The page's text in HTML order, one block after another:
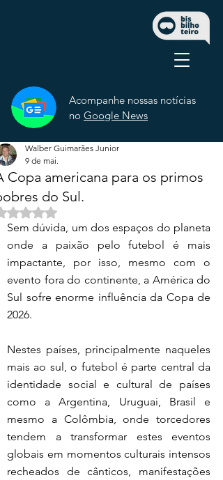
Acompanhe nossas notícias
no Google News
Copa americana para os primos
do Sul.
Walber Guimarães Junior
9 de mai.
Avaliado com NaN de 5 estrelas.
Sem dúvida, um dos espaços do planeta
onde a paixão pelo futebol é mais
impactante, por isso, mesmo com o
evento fora do continente, a América do
Sul sofre enorme influência da Copa de
2026.
Nestes países, principalmente naqueles
mais ao sul, o futebol é parte central da
identidade social e cultural de países
como a Argentina, Uruguai, Brasil e
mesmo a Colômbia, onde torcedores
tendem a transformar estes eventos
globais em momentos culturais intensos
recheados de cânticos, manifestações